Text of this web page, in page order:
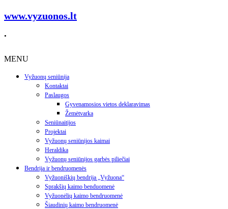
www.vyzuonos.lt
.
MENU
Vyžuonų seniūnija
Kontaktai
Paslaugos
Gyvenamosios vietos deklaravimas
Žemėtvarka
Seniūnaitijos
Projektai
Vyžuonų seniūnijos kaimai
Heraldika
Vyžuonų seniūnijos garbės piliečiai
Bendrija ir bendruomenės
Vyžuoniškių bendrija „Vyžuona“
Sprakšių kaimo benduomenė
Vyžuonėlių kaimo bendruomenė
Šiaudinių kaimo bendruomenė